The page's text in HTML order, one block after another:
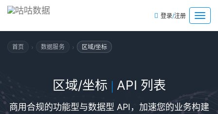
菜
单
登录/注册
首页 › 数据服务 › 区域/坐标
区域/坐标 | API 列表
商用合规的功能型与数据型 API，加速您的业务构建